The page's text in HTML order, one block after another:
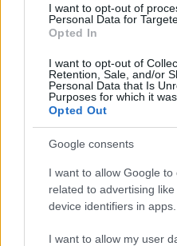
I want to opt-out of
Personal Data for
Opted In
I want to opt-out of
Retention, Sale, and/or
Personal Data that Is
Purposes for which it
Opted Out
Google consents
I want to allow Google to
related to advertising
device identifiers in apps.
I want to allow my user
70° anniversario della
e riflessioni
Andrea Innocenti · 9 Ago 2026
PIÙ LETTI
C’è posta per te,
anticipazioni
La candidatura di Irsina